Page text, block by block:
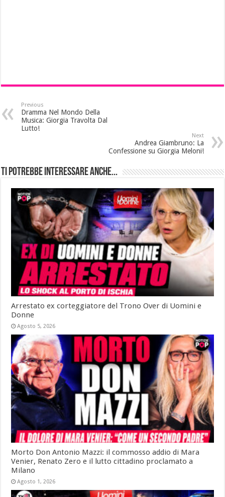
Previous
Dramma Nel Mondo Della
Musica: Giorgia Travolta Dal
Lutto!
Next
Andrea Giambruno: La
Confessione su Giorgia Meloni!
Ti potrebbe interessare anche...
Arrestato ex corteggiatore del Trono Over di Uomini e
Donne
Agosto 5, 2026
Morto Don Antonio Mazzi: il commosso addio di Mara
Venier, Renato Zero e il lutto cittadino proclamato a
Milano
Agosto 1, 2026